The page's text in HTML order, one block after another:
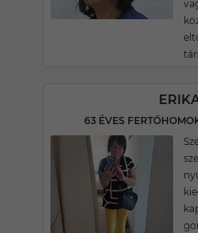
63 ÉVES